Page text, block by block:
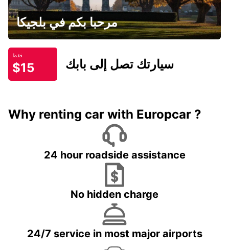
مرحبا بكم في بلجيكا
فقط
$15 سيارتك تصل إلى بابك
Why renting car with Europcar ?
24 hour roadside assistance
No hidden charge
24/7 service in most major airports